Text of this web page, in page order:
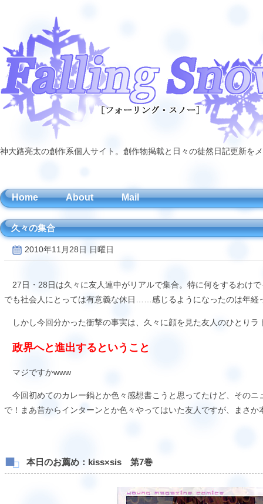
神大路亮太の創作系個人サイト。創作物掲載と日々の徒然日記更新
Home About Mail
久々の集合
2010年11月28日 日曜日
27日・28日は久々に友人連中がリアルで集合。特に何をするわけ
でも社会人にとっては有意義な休日……感じるようになったのは年経
しかし今回分かった衝撃の事実は、久々に顔を見た友人のひとりラ
政界へと進出するということ
マジですかwww
今回初めてのカレー鍋とか色々感想書こうと思ってたけど、そのニ
で！まあ昔からインターンとか色々やってはいた友人ですが、まさ
本日のお薦め：kiss×sis 第7巻